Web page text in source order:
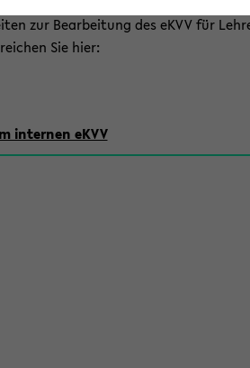
zur Bearbeitung des eKVV für
Sie hier:
internen eKVV